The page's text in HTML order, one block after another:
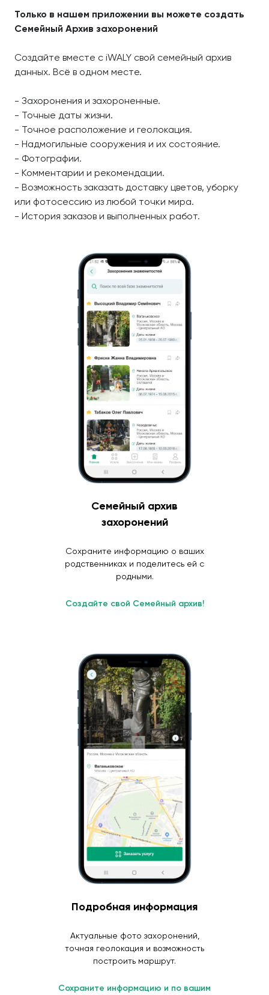
Только в нашем приложении вы можете создать
Семейный Архив захоронений
Создайте вместе с iWALY свой семейный архив
данных. Всё в одном месте.
- Захоронения и захороненные.
- Точные даты жизни.
- Точное расположение и геолокация.
- Надмогильные сооружения и их состояние.
- Фотографии.
- Комментарии и рекомендации.
- Возможность заказать доставку цветов, уборку
или фотосессию из любой точки мира.
- История заказов и выполненных работ.
Семейный архив
захоронений
Сохраните информацию о ваших
родственниках и поделитесь ей с
родными.
Создайте свой Семейный архив!
Подробная информация
Актуальные фото захоронений,
точная геолокация и возможность
построить маршрут.
Сохраните информацию и по вашим